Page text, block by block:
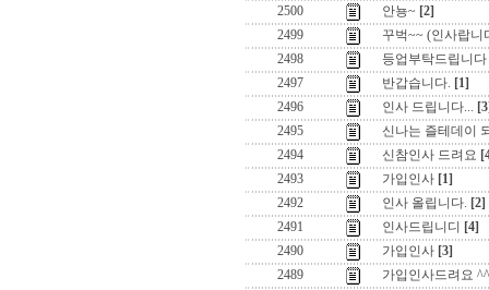
2500
안뇽~ [2]
2499
꾸벅~~ (인사랍니
2498
등업부탁드립니다
2497
반갑습니다. [1]
2496
인사 드립니다...
2495
신나는 즐테데이
2494
신참인사 드려요
2493
가입인사 [1]
2492
인사 올립니다. [2]
2491
인사드립니디
[4]
2490
가입인사 [3]
2489
가입인사드려요 ^^